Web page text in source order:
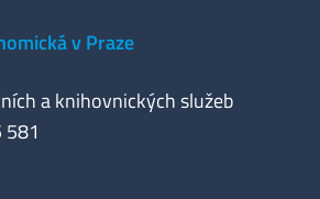
v Praze
a knihovnických služeb